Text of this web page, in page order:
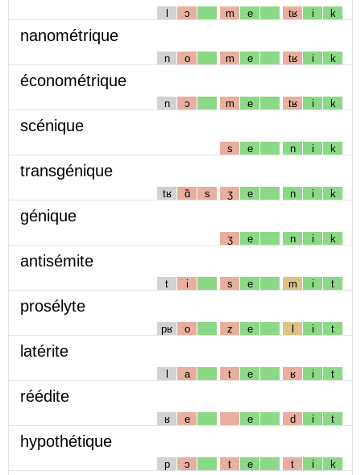
l ɔ m e tʁ i k
nanométrique
n o m e tʁ i k
économétrique
n ɔ m e tʁ i k
scénique
s e n i k
transgénique
tʁ ɑ̃ s ʒ e n i k
génique
ʒ e n i k
antisémite
t i s e m i t
prosélyte
pʁ o z e l i t
latérite
l a t e ʁ i t
réédite
ʁ e e d i t
hypothétique
p ɔ t e t i k